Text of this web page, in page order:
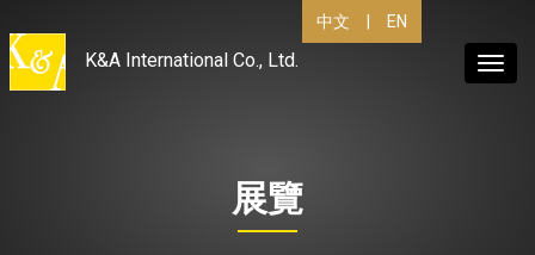
中文 EN
K&A International Co., Ltd.
展覽